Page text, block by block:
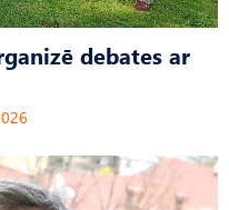
debates ar